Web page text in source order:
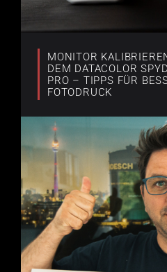
MONITOR
DEM DATACOLOR
PRO – TIPPS FÜR
FOTODRUCK